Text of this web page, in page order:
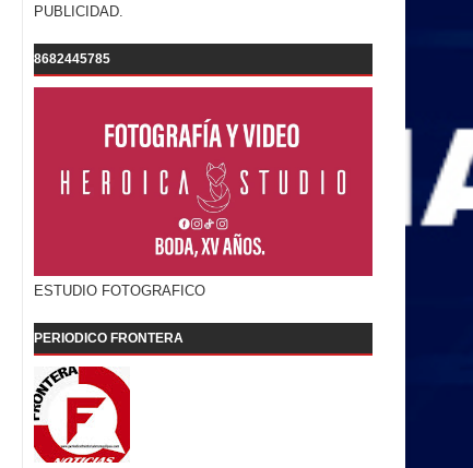
PUBLICIDAD.
8682445785
ESTUDIO FOTOGRAFICO
PERIODICO FRONTERA